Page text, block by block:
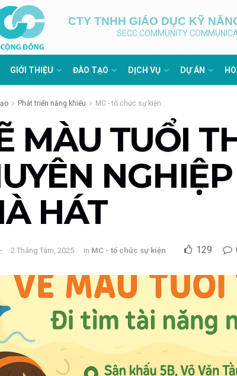
CTY TNHH GIÁO DỤC KỸ
SECC COMMUNITY
GIỚI THIỆU ĐÀO TẠO DỊCH VỤ DỰ ÁN
Phát triển năng khiếu MC - tổ chức sự kiện
MÀU TUỔI
HÁT
2 Tháng Tám, 2025 in MC - tổ chức sự kiện 129